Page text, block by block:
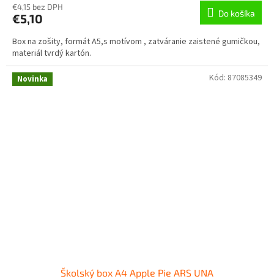
€4,15 bez DPH
€5,10 Do košíka
Box na zošity, formát A5,s motívom , zatváranie zaistené gumičkou,
materiál tvrdý kartón.
Novinka
Školský box A4 Apple Pie ARS UNA
Kód: 87085349